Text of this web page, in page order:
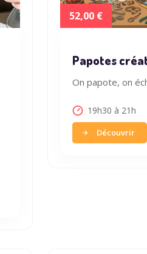
52,00 €
Papotes
On papote, on
19h30 à 21h
Découvrir